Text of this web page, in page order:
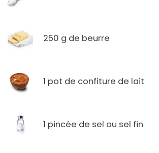
250 g de beurre
1 pot de confiture de lait
1 pincée de sel ou sel fin